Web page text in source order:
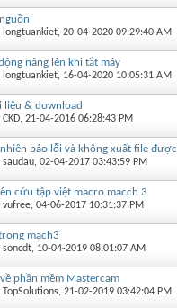
longtuankiet‎, 20-04-2020 09:29:40 AM
nâng lên khi tắt máy
longtuankiet‎, 16-04-2020 10:05:31 AM
liệu & download
CKD‎, 21-04-2016 06:28:43 PM
báo lỗi và không xuất file
saudau‎, 02-04-2017 03:43:59 PM
cứu tập việt macro macch 3
vufree‎, 04-06-2017 10:31:37 PM
mach3
soncdt‎, 10-04-2019 08:01:07 AM
phần mềm Mastercam
TopSolutions‎, 21-02-2019 03:42:04 PM